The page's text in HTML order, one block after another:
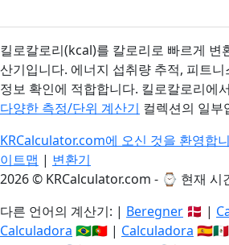
킬로칼로리(kcal)를 칼로리로 빠르게 변
산기입니다. 에너지 섭취량 추적, 피트
정보 확인에 적합합니다. 킬로칼로리에
다양한 측정/단위 계산기 컬렉션의 일부
KRCalculator.com에 오신 것을 환영합
이트맵 | 변환기
2026 © KRCalculator.com - ⌚ 현재 시
다른 언어의 계산기: | Beregner 🇩🇰 |
Calculadora 🇧🇷🇵🇹 | Calculadora